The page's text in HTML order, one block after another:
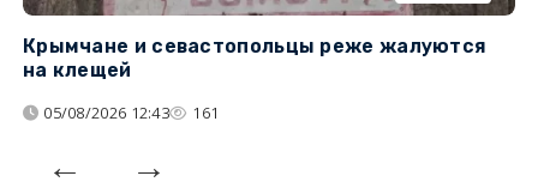
Крымчане и севастопольцы реже жалуются
на клещей
05/08/2026 12:43 161